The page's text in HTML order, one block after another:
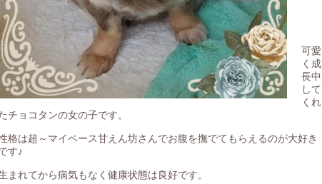
可愛
く成
長中
して
くれ
チョコタンの女の子です。
格は超～マイペース甘えん坊さんでお腹を撫でてもらえるのが大好き
す♪
まれてから病気もなく健康状態は良好です。